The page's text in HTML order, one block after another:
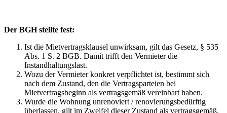
Der BGH stellte fest:
Ist die Mietvertragsklausel unwirksam, gilt das Gesetz, § 535
Abs. 1 S. 2 BGB. Damit trifft den Vermieter die
Instandhaltungslast.
Wozu der Vermieter konkret verpflichtet ist, bestimmt sich
nach dem Zustand, den die Vertragsparteien bei
Mietvertragsbeginn als vertragsgemäß vereinbart haben.
Wurde die Wohnung unrenoviert / renovierungsbedürftig
überlassen, gilt im Zweifel dieser Zustand als vertragsgemäß.